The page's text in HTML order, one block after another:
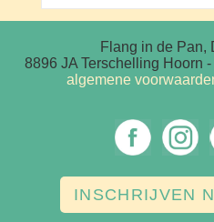
Flang in de Pan,
8896 JA Terschelling Hoorn -
algemene
INSCHRIJVEN